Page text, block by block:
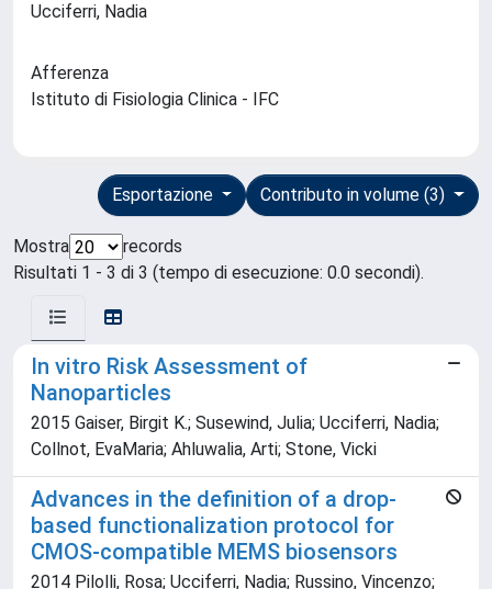
Ucciferri, Nadia
Afferenza
Istituto di Fisiologia Clinica - IFC
Contributo in volume (3)
Esportazione
Mostra
records
Risultati 1 - 3 di 3 (tempo di esecuzione: 0.0 secondi).
In vitro Risk Assessment of
Nanoparticles
2015 Gaiser, Birgit K.; Susewind, Julia; Ucciferri, Nadia;
Collnot, EvaMaria; Ahluwalia, Arti; Stone, Vicki
Advances in the definition of a drop-
based functionalization protocol for
CMOS-compatible MEMS biosensors
2014 Pilolli, Rosa; Ucciferri, Nadia; Russino, Vincenzo;